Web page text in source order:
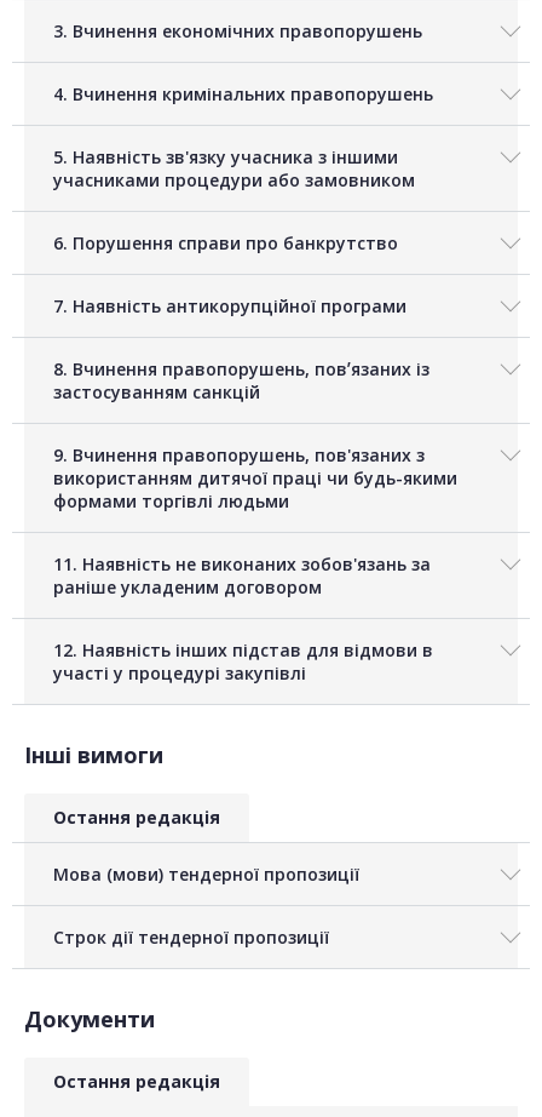
3. Вчинення економічних правопорушень
4. Вчинення кримінальних правопорушень
5. Наявність зв'язку учасника з іншими
учасниками процедури або замовником
6. Порушення справи про банкрутство
7. Наявність антикорупційної програми
8. Вчинення правопорушень, повʼязаних із
застосуванням санкцій
9. Вчинення правопорушень, пов'язаних з
використанням дитячої праці чи будь-якими
формами торгівлі людьми
11. Наявність не виконаних зобов'язань за
раніше укладеним договором
12. Наявність інших підстав для відмови в
участі у процедурі закупівлі
Інші вимоги
Остання редакція
Мова (мови) тендерної пропозиції
Строк дії тендерної пропозиції
Документи
Остання редакція